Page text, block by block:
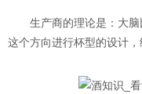
生产商的理论是：大脑
这个方向进行杯型的设计，